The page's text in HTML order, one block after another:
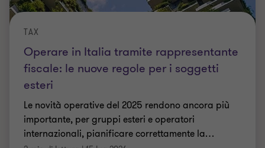
Operare in Italia tramite rappresentante
fiscale: le nuove regole per i soggetti
esteri
TAX
Le novità operative del 2025 rendono ancora più
importante, per gruppi esteri e operatori
internazionali, pianificare correttamente la…